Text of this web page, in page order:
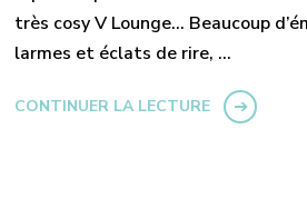
très cosy V Lounge… Beaucoup
larmes et éclats de rire, …
CONTINUER LA LECTURE